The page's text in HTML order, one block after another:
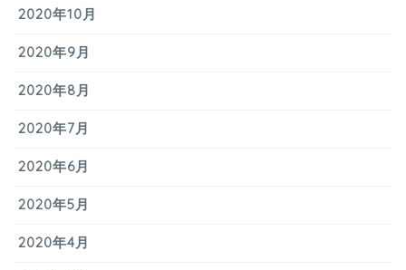
2020年10月
2020年9月
2020年8月
2020年7月
2020年6月
2020年5月
2020年4月